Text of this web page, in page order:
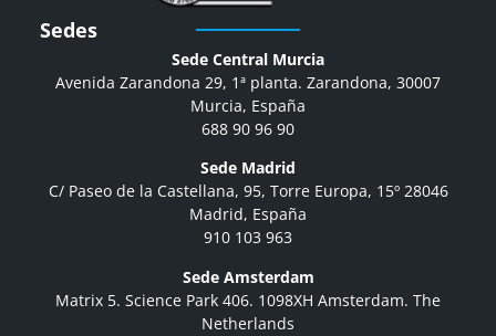
Sedes
Sede Central Murcia
Avenida Zarandona 29, 1ª planta. Zarandona, 30007
Murcia, España
688 90 96 90
Sede Madrid
C/ Paseo de la Castellana, 95, Torre Europa, 15º 28046
Madrid, España
910 103 963
Sede Amsterdam
Matrix 5. Science Park 406. 1098XH Amsterdam. The
Netherlands